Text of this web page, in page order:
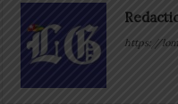
https://